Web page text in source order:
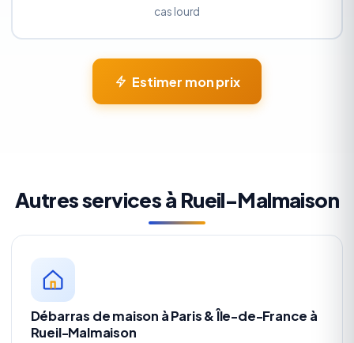
cas lourd
Estimer mon prix
Autres services à Rueil-Malmaison
Débarras de maison à Paris & Île-de-France à
Rueil-Malmaison